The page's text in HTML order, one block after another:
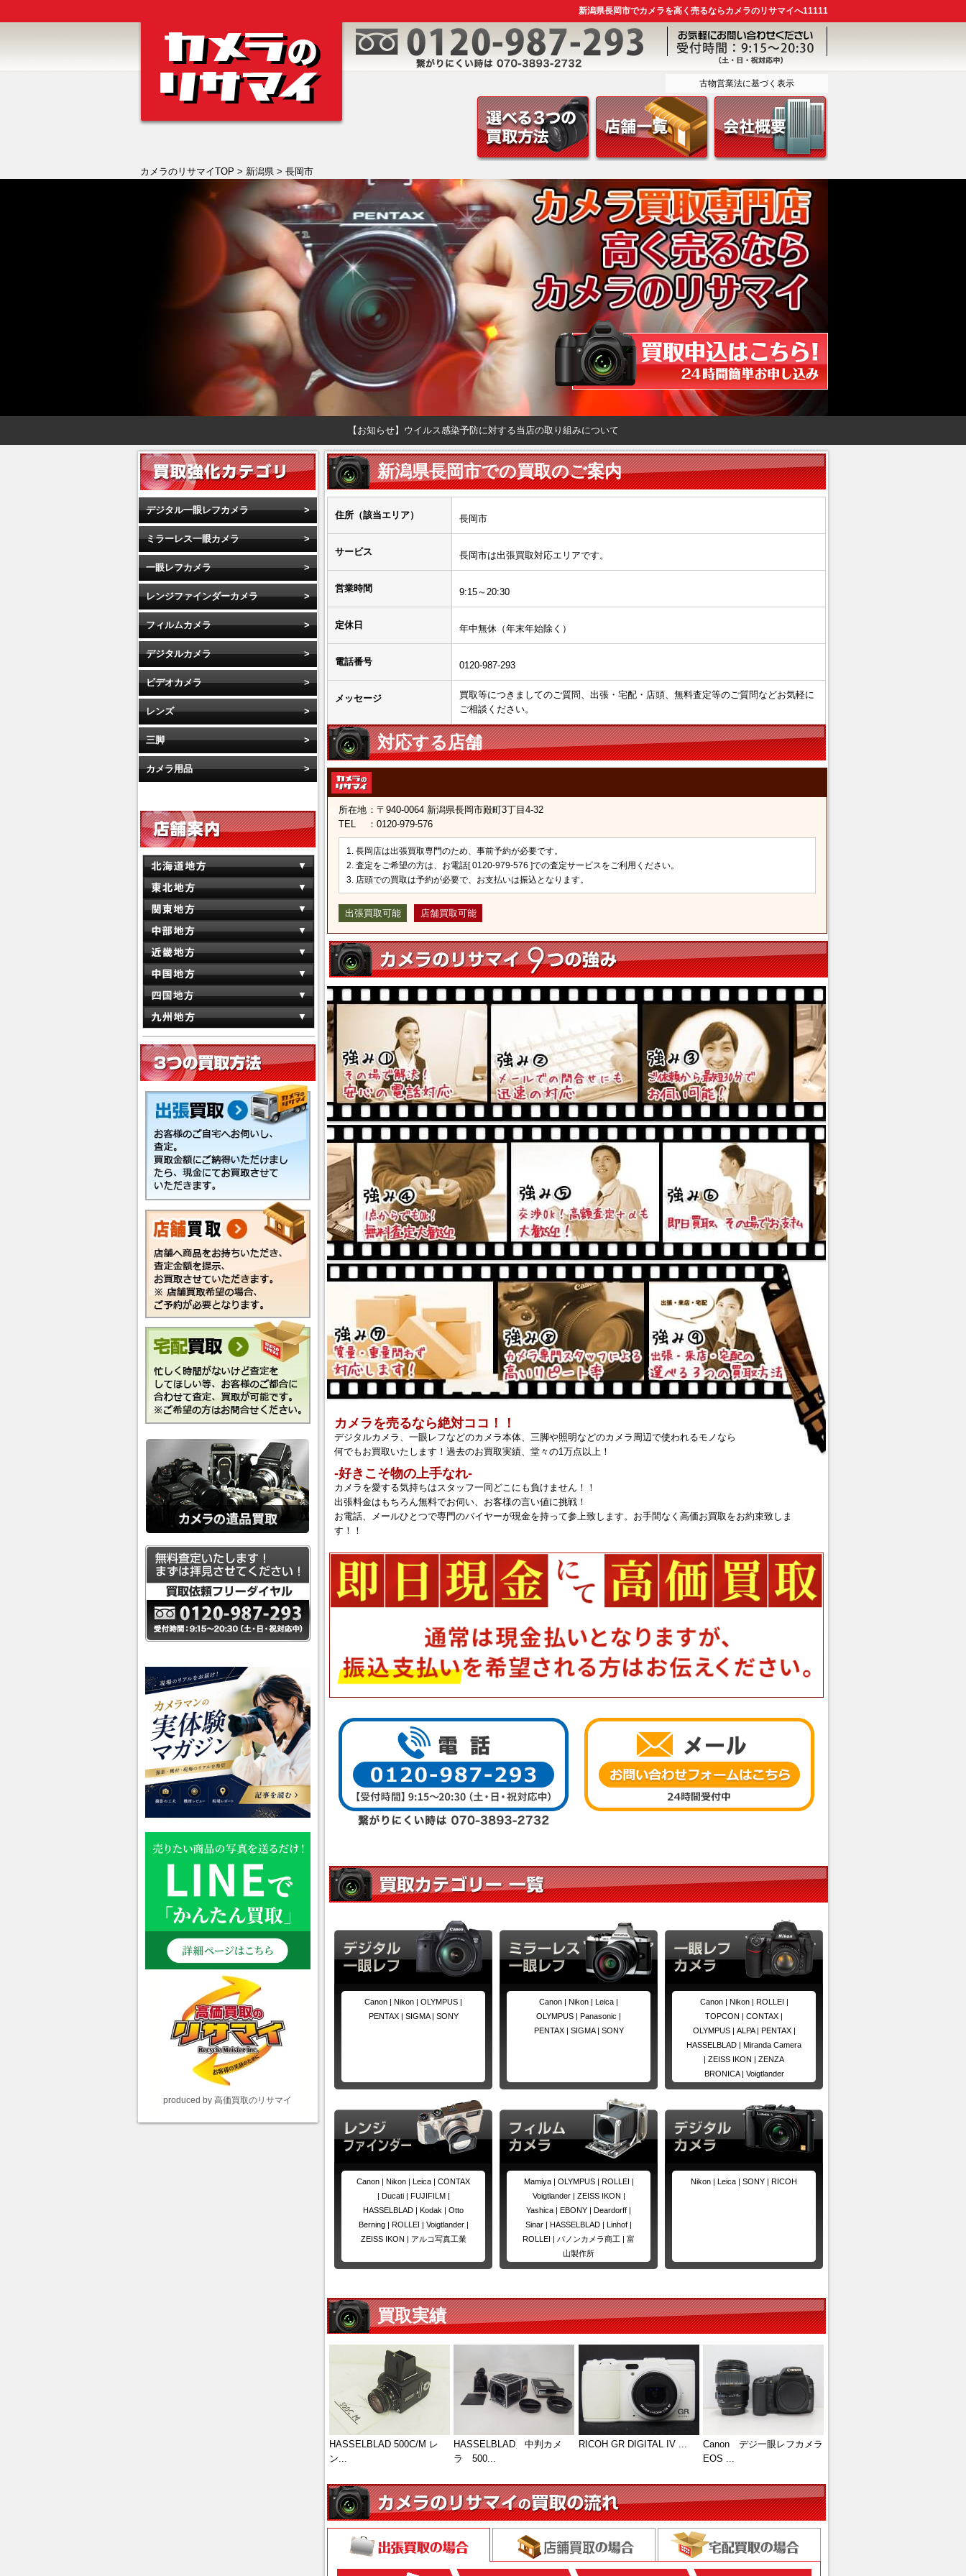
新潟県長岡市でカメラを高く売るならカメラのリサマイへ11111
古物営業法に基づく表示
カメラのリサマイTOP > 新潟県> 長岡市
【お知らせ】ウイルス感染予防に対する当店の取り組みについて
新潟県長岡市での買取のご案内
住所（該当エリア） 長岡市
サービス 長岡市は出張買取対応エリアです。
営業時間 9:15～20:30
定休日 年中無休（年末年始除く）
電話番号 0120-987-293
メッセージ
買取等につきましてのご質問、出張・宅配・店頭、無料査定等のご質問などお気軽に
ご相談ください。
対応する店舗
長岡店
所在地 ： 〒940-0064 新潟県長岡市殿町3丁目4-32
TEL
： 0120-979-576
1. 長岡店は出張買取専門のため、事前予約が必要です。
2. 査定をご希望の方は、お電話[ 0120-979-576 ]での査定サービスをご利用ください。
3. 店頭での買取は予約が必要で、お支払いは振込となります。
出張買取可能 店舗買取可能
カメラを売るなら絶対ココ！！
デジタルカメラ、一眼レフなどのカメラ本体、三脚や照明などのカメラ周辺で使われるモノなら
何でもお買取いたします！過去のお買取実績、堂々の1万点以上！
‐好きこそ物の上手なれ‐
カメラを愛する気持ちはスタッフ一同どこにも負けません！！
出張料金はもちろん無料でお伺い、お客様の言い値に挑戦！
お電話、メールひとつで専門のバイヤーが現金を持って参上致します。お手間なく高価お買取をお約束致しま
す！！
Canon | Nikon | OLYMPUS |
PENTAX | SIGMA | SONY
Canon | Nikon | Leica |
OLYMPUS | Panasonic |
PENTAX | SIGMA | SONY
Canon | Nikon | ROLLEI |
TOPCON | CONTAX |
OLYMPUS | ALPA | PENTAX |
HASSELBLAD | Miranda Camera
| ZEISS IKON | ZENZA
BRONICA | Voigtlander
Canon | Nikon | Leica | CONTAX
| Ducati | FUJIFILM |
HASSELBLAD | Kodak | Otto
Berning | ROLLEI | Voigtlander |
ZEISS IKON | アルコ写真工業
Mamiya | OLYMPUS | ROLLEI |
Voigtlander | ZEISS IKON |
Yashica | EBONY | Deardorff |
Sinar | HASSELBLAD | Linhof |
ROLLEI | パノンカメラ商工 | 富
山製作所
Nikon | Leica | SONY | RICOH
買取実績
HASSELBLAD 500C/M レ
ン...
HASSELBLAD 中判カメ
ラ 500...
RICOH GR DIGITAL IV ...
Canon デジ一眼レフカメラ
EOS ...
デジタル一眼レフカメラ
ミラーレス一眼カメラ
一眼レフカメラ
レンジファインダーカメラ
フィルムカメラ
デジタルカメラ
ビデオカメラ
レンズ
三脚
カメラ用品
produced by 高価買取のリサマイ